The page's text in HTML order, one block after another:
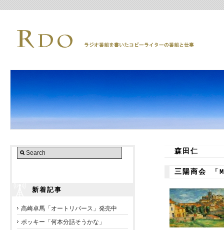
新着記事
高崎卓馬「オートリバース」発売中
ポッキー「何本分話そうかな」
森田仁
三陽商会 「